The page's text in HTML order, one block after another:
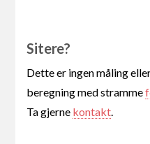
Sitere?
Dette er ingen måling
beregning med stramme
Ta gjerne kontakt.